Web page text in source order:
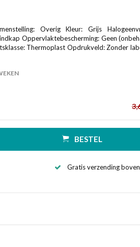
Overig Kleur: Grijs
Oppervlaktebescherming: Geen
Thermoplast Opdrukveld: Zonder
BESTEL
Gratis verzending